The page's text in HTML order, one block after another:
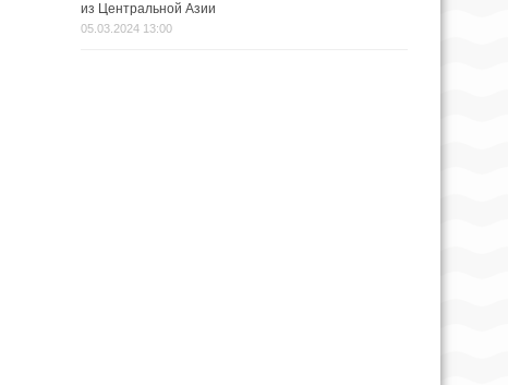
из Центральной Азии
05.03.2024 13:00